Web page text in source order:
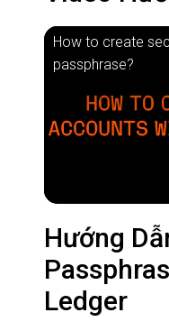
How to create
passphrase?
Hướng
Ledger